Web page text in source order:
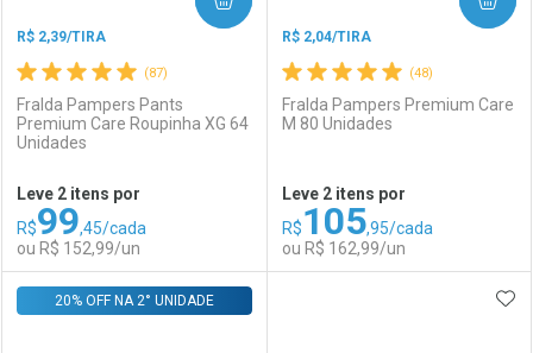
Comprar sem Desconto
Por R$ 39,99/cada
Comprar sem Desconto
Por R$ 39,99/cada
Comprar sem Desconto
Por R$ 44,99/cada
Comprar sem Desconto
Por R$ 44,99/cada
(87)
R$ 2,39/TIRA
Fralda Pampers Pants
Premium Care Roupinha XG 64
Unidades
Leve 2 itens por
R$99,45/cada
ou R$ 152,99/un
(48)
R$ 2,04/TIRA
Fralda Pampers Premium Care
M 80 Unidades
Leve 2 itens por
R$105,95/cada
ou R$ 162,99/un
20% OFF NA 2° UNIDADE